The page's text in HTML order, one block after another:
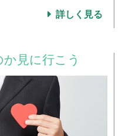
詳しく見る
見に行こう